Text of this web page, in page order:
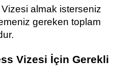
almak isterseniz
gereken toplam
Vizesi İçin Gerekli